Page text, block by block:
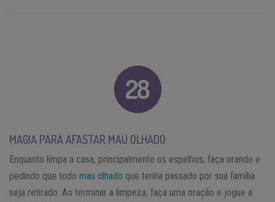
MAGIA PARA AFASTAR MAU OLHADO
Enquanto limpa a casa, principalmente os espelhos, faça orando e
pedindo que todo mau olhado que tenha passado por sua família
seja retirado. Ao terminar a limpeza, faça uma oração e jogue a